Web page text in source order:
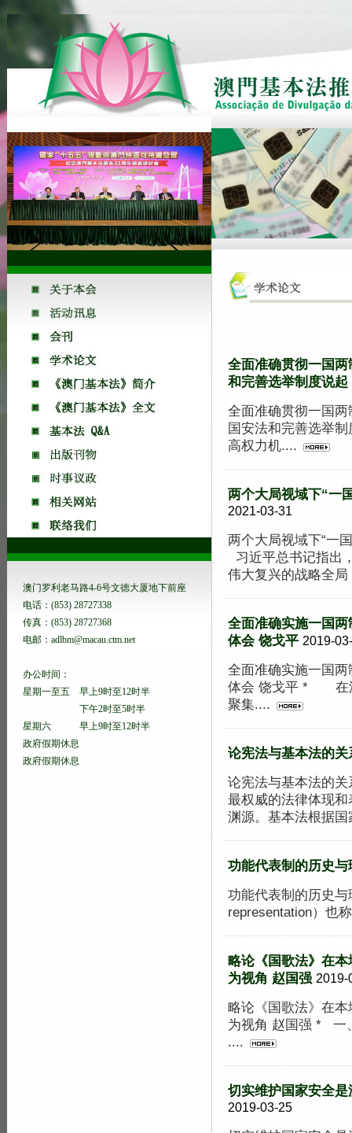
澳门罗利老马路4-6号文德大厦地下前座
电话：(853) 28727338
传真：(853) 28727368
电邮：adlbm@macau.ctm.net
办公时间：
星期一至五 早上9时至12时半
下午2时至5时半
星期六 早上9时至12时半
政府假期休息
政府假期休息
全面准确贯彻一国
和完善选举制度说起
全面准确贯彻一
国安法和完善选举
高权力机....
两个大局视域下“一
2021-03-31
两个大局视域下“一
习近平总书记指出
伟大复兴的战略全
全面准确实施一国
体会 饶戈平 2019-
全面准确实施一国
体会 饶戈平 * 在澳
聚集....
论宪法与基本法的关
论宪法与基本法的
最权威的法律体现
渊源。基本法根据
功能代表制的历史
功能代表制的历史
representation）也
略论《国歌法》在
为视角 赵国强 2019-
略论《国歌法》在
为视角 赵国强 * 一
....
切实维护国家安全
2019-03-25